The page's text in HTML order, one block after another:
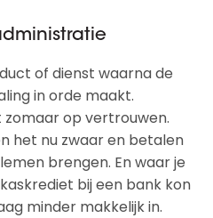
of dienst waarna de
in orde maakt.
zomaar op vertrouwen.
het nu zwaar en betalen
brengen. En waar je
bij een bank kon
minder makkelijk in.